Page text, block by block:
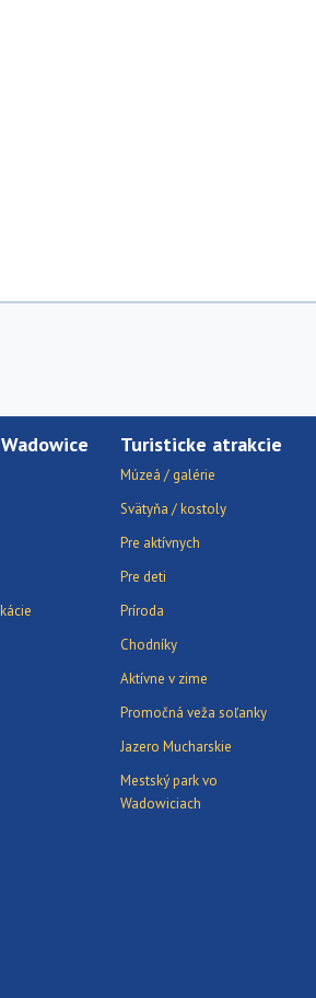
Turisticke atrakcie
Múzeá / galérie
Svätyňa / kostoly
Pre aktívnych
Pre deti
Príroda
Chodníky
Aktívne v zime
Promočná veža soľanky
Jazero Mucharskie
Mestský park vo
Wadowiciach